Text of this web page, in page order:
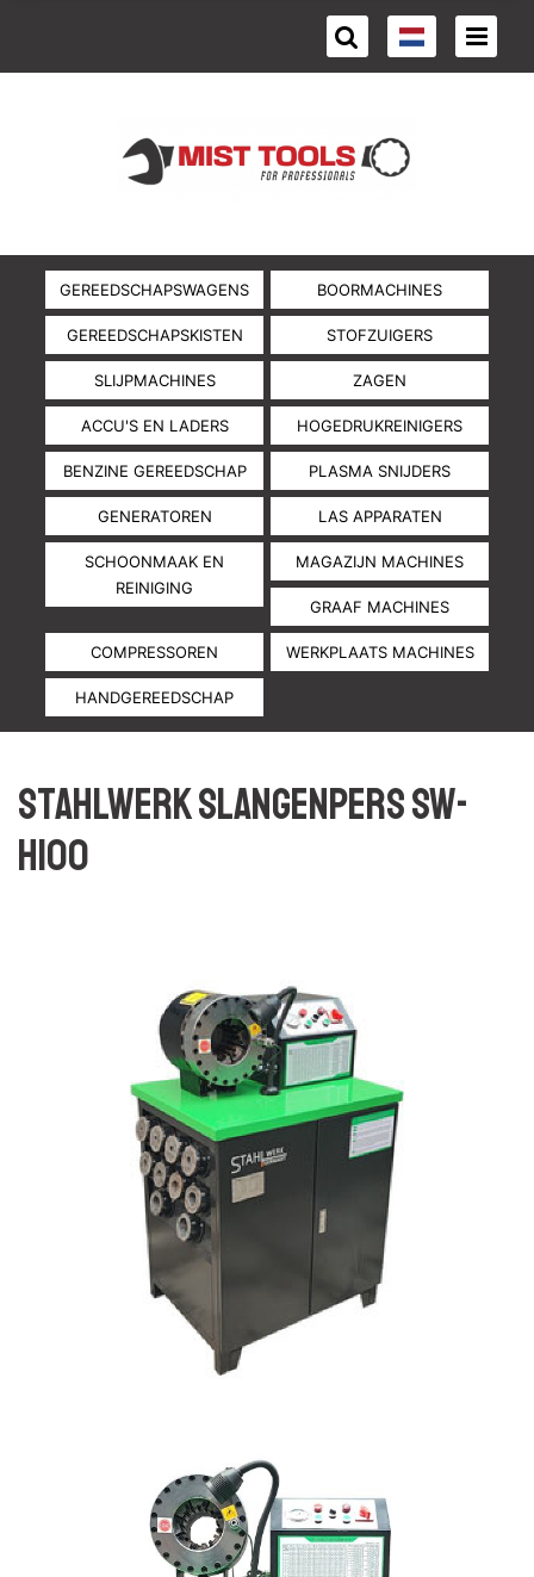
GEREEDSCHAPSWAGENS BOORMACHINES
GEREEDSCHAPSKISTEN STOFZUIGERS
SLIJPMACHINES ZAGEN
ACCU'S EN LADERS HOGEDRUKREINIGERS
BENZINE GEREEDSCHAP PLASMA SNIJDERS
GENERATOREN LAS APPARATEN
SCHOONMAAK EN
REINIGING
MAGAZIJN MACHINES
GRAAF MACHINES
COMPRESSOREN WERKPLAATS MACHINES
HANDGEREEDSCHAP
Stahlwerk slangenpers SW-
H100